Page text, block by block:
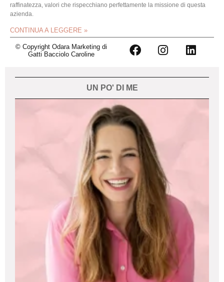
raffinatezza, valori che rispecchiano perfettamente la missione di questa
azienda.
CONTINUA A LEGGERE »
© Copyright Odara Marketing di
Gatti Bacciolo Caroline
UN PO' DI ME